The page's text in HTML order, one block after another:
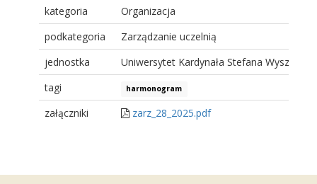
kategoria
Organizacja
podkategoria
Zarządzanie uczelnią
jednostka
Uniwersytet Kardynała Stefana
tagi
harmonogram
załączniki zarz_28_2025.pdf